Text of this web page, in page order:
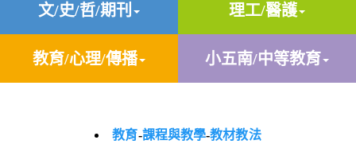
文/史/哲/期刊 理工/醫護
教育/心理/傳播 小五南/中等教育
教育-課程與教學-教材教法